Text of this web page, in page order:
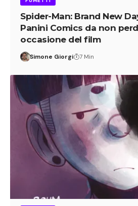
Spider-Man: Brand New
Panini Comics da non
occasione del film
Simone Giorgi 7 Min